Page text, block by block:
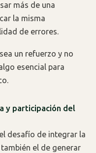
más de una
la misma
de errores.
un refuerzo y no
esencial para
y participación del
desafío de integrar la
el de generar